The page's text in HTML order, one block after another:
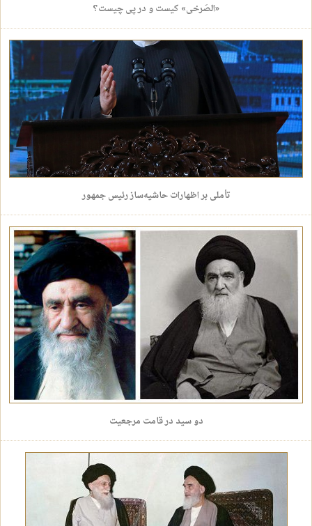
«الصَرخی» کیست و در پی چیست؟
تأملی بر اظهارات حاشیه‌ساز رئیس جمهور
دو سید در قامت مرجعیت